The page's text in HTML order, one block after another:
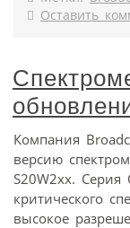
Оставить
Компания
версию
S20W2xx. Серия
критического
высокое